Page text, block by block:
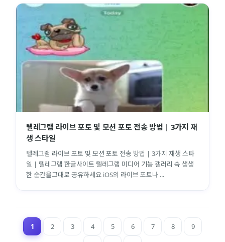
텔레그램 라이브 포토 및 모션 포토 전송 방법 | 3가지 재
생 스타일
텔레그램 라이브 포토 및 모션 포토 전송 방법 | 3가지 재생 스타
일 | 텔레그램 한글사이트 텔레그램 미디어 기능 갤러리 속 생생
한 순간을그대로 공유하세요 iOS의 라이브 포토나 ...
1 2 3 4 5 6 7 8
9